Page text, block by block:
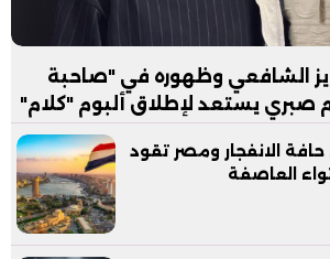
الشافعي وظهوره في "صاحبة
صبري يستعد لإطلاق ألبوم "كلام"
الانفجار ومصر تقود
العاصفة